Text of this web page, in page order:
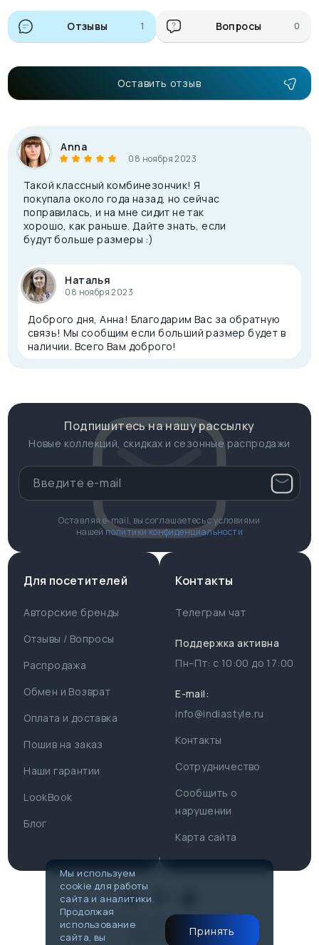
Контакты
Часы работы поддержки
Пн-Пт c 10:00 до 17:00
Telegram
E-mail
info@indiastyle.ru
Для пользователя
Информация
Наши гарантии
Контакты
Публичная оферта
Look Book
Отзывы 1 Вопросы 0
Оставить отзыв
Anna
08 ноября 2023
Такой классный комбинезончик! Я
покупала около года назад, но сейчас
поправилась, и на мне сидит не так
хорошо, как раньше. Дайте знать, если
будут больше размеры :)
Наталья
08 ноября 2023
Доброго дня, Анна! Благодарим Вас за обратную
связь! Мы сообщим если больший размер будет в
наличии. Всего Вам доброго!
Мы используем
cookie для работы
сайта и аналитики.
Продолжая
использование
сайта, вы
Принять
Для посетителей
Авторские бренды
Отзывы / Вопросы
Распродажа
Обмен и Возврат
Оплата и доставка
Пошив на заказ
Наши гарантии
LookBook
Блог
Подпишитесь на нашу рассылку
Новые коллекций, скидках и сезонные распродажи
Оставляя e-mail, вы соглашаетесь с условиями
нашейполитики конфиденциальности
Контакты
Телеграм чат
Поддержка активна
Пн–Пт: с 10:00 до 17:00
E-mail:
info@indiastyle.ru
Контакты
Сотрудничество
Сообщить о
нарушении
Карта сайта
© 2007-2026
Публичная оферта
Made in Flow